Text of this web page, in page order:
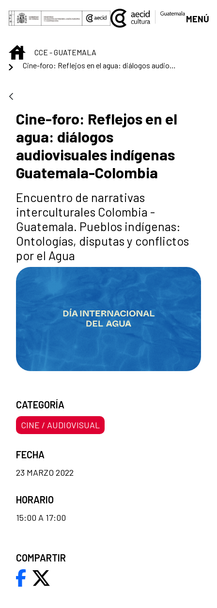
Saltar al contenido principal
MENÚ
INICIOCCE - GUATEMALA
Cine-foro: Reflejos en el
agua: diálogos
audiovisuales indígenas
Guatemala-Colombia
Encuentro de narrativas
interculturales Colombia -
Guatemala. Pueblos indígenas:
Ontologías, disputas y conflictos
por el Agua
CATEGORÍA
CINE / AUDIOVISUAL
FECHA
23 MARZO 2022
HORARIO
15:00 A 17:00
COMPARTIR